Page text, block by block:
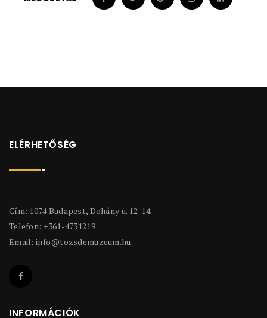
ELÉRHETŐSÉG
Cím: 1074 Budapest, Dohány u. 12-14.
Telefon: +361-4731219
Email: info@tozsdemuzeum.hu
INFORMÁCIÓK